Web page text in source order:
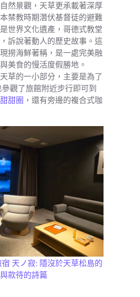
然景觀，天草更承載著深厚
禁教時期潛伏基督徒的避難
世界文化遺產，哥德式教堂
訴說著動人的歷史故事。這
撈海鮮著稱，是一處完美融
美食的慢活度假勝地。
草的一小部分，主要是為了
參觀了旅館附近步行即可到
甜圈 ，還有旁邊的複合式咖
天ノ寂: 隱沒於天草松島的
款待的詩篇